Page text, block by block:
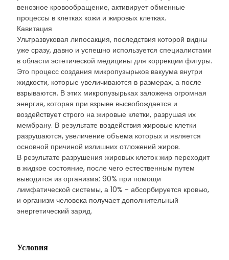
венозное кровообращение, активирует обменные
процессы в клетках кожи и жировых клетках.
Кавитация
Ультразвуковая липосакция, последствия которой видны
уже сразу, давно и успешно используется специалистами
в области эстетической медицины для коррекции фигуры.
Это процесс создания микропузырьков вакуума внутри
жидкости, которые увеличиваются в размерах, а после
взрываются. В этих микропузырьках заложена огромная
энергия, которая при взрыве высвобождается и
воздействует строго на жировые клетки, разрушая их
мембрану. В результате воздействия жировые клетки
разрушаются, увеличение объема которых и является
основной причиной излишних отложений жиров.
В результате разрушения жировых клеток жир переходит
в жидкое состояние, после чего естественным путем
выводится из организма: 90% при помощи
лимфатической системы, а 10% - абсорбируется кровью,
и организм человека получает дополнительный
энергетический заряд.
Условия